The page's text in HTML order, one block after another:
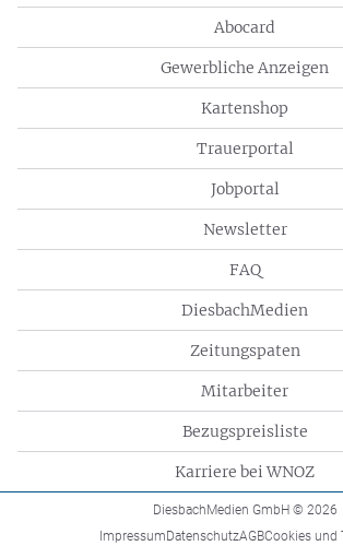
Abocard
Gewerbliche Anzeigen
Kartenshop
Trauerportal
Jobportal
Newsletter
FAQ
DiesbachMedien
Zeitungspaten
Mitarbeiter
Bezugspreisliste
Karriere bei WNOZ
DiesbachMedien GmbH © 2026
ImpressumDatenschutzAGBCookies und